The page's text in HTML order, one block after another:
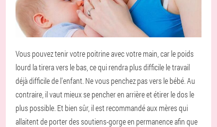
Vous pouvez tenir votre poitrine avec votre main, car le poids
lourd la tirera vers le bas, ce qui rendra plus difficile le travail
déjà difficile de l'enfant. Ne vous penchez pas vers le bébé. Au
contraire, il vaut mieux se pencher en arrière et étirer le dos le
plus possible. Et bien sûr, il est recommandé aux mères qui
allaitent de porter des soutiens-gorge en permanence afin que